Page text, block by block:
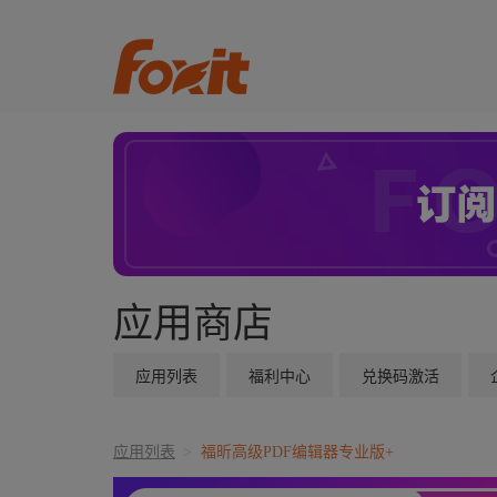
应用商店
应用列表 福利中心 兑换码激活
应用列表 福昕高级PDF编辑器专业版+